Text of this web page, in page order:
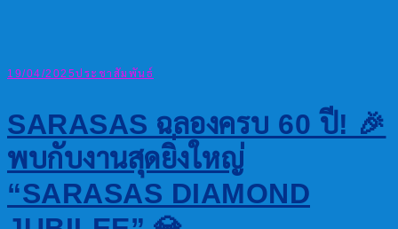
19/04/2025ประชาสัมพันธ์
SARASAS ฉลองครบ 60 ปี! 🎉
พบกับงานสุดยิ่งใหญ่
“SARASAS DIAMOND